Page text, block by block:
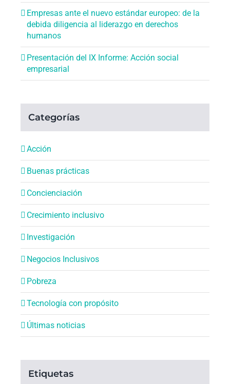
Empresas ante el nuevo estándar europeo: de la
debida diligencia al liderazgo en derechos
humanos
Presentación del IX Informe: Acción social
empresarial
Categorías
Acción
Buenas prácticas
Concienciación
Crecimiento inclusivo
Investigación
Negocios Inclusivos
Pobreza
Tecnología con propósito
Últimas noticias
Etiquetas